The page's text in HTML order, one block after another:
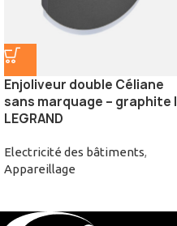
Enjoliveur double Céliane
sans marquage – graphite |
LEGRAND
Electricité des bâtiments,
Appareillage